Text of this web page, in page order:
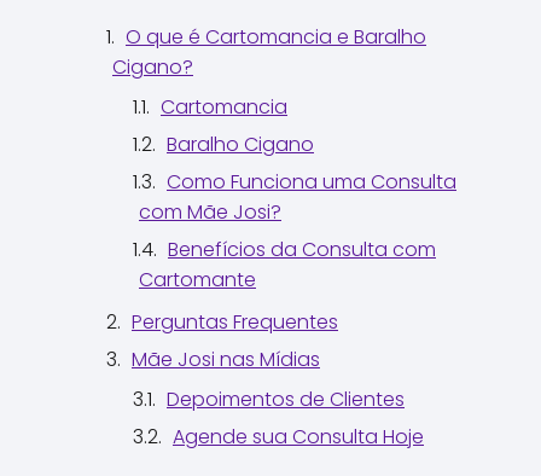
O que é Cartomancia e Baralho
Cigano?
Cartomancia
Baralho Cigano
Como Funciona uma Consulta
com Mãe Josi?
Benefícios da Consulta com
Cartomante
Perguntas Frequentes
Mãe Josi nas Mídias
Depoimentos de Clientes
Agende sua Consulta Hoje